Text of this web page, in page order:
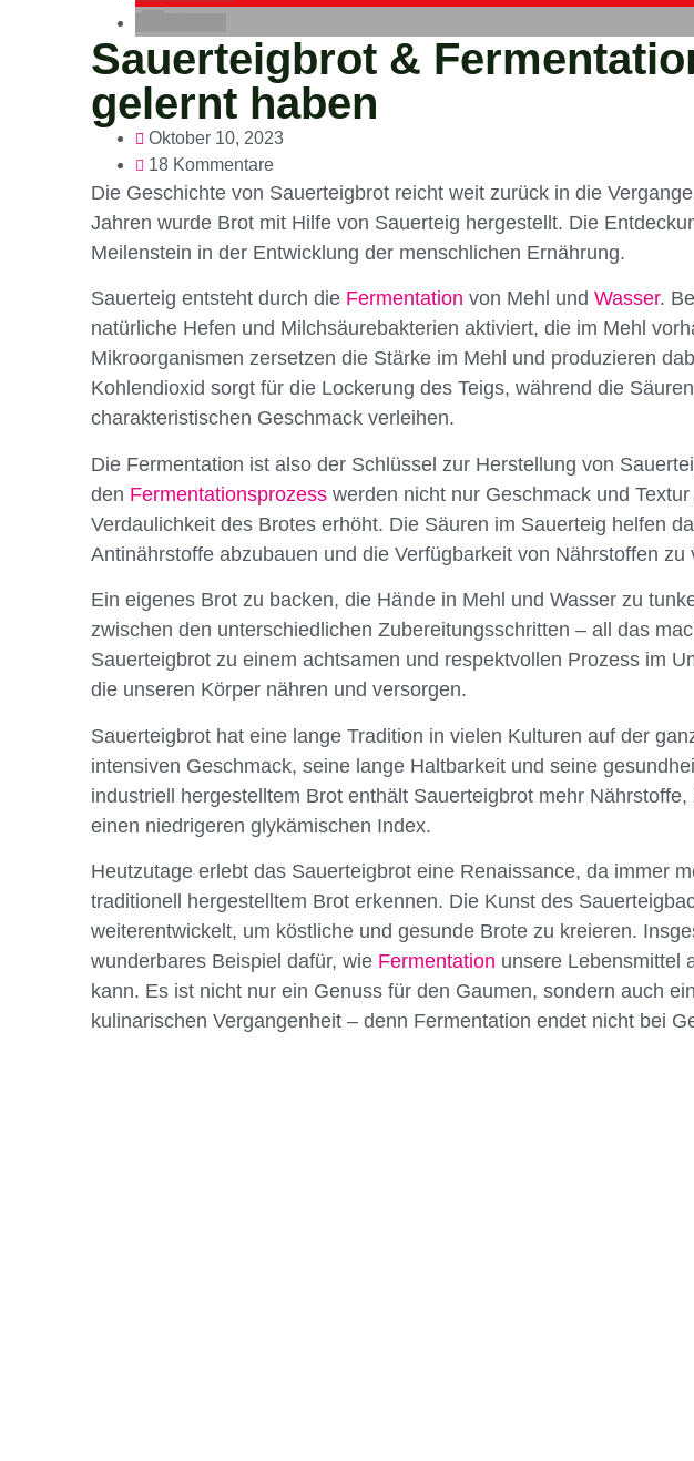
Sauerteigbrot &
gelernt haben
Oktober 10, 2023
18 Kommentare
Die Geschichte von Sauerteigbrot reicht weit zurück in die
Jahren wurde Brot mit Hilfe von Sauerteig hergestellt. Die
Meilenstein in der Entwicklung der menschlichen Ernährung.
Sauerteig entsteht durch die Fermentation von Mehl und Wasser.
natürliche Hefen und Milchsäurebakterien aktiviert, die im Mehl
Mikroorganismen zersetzen die Stärke im Mehl und produzieren
Kohlendioxid sorgt für die Lockerung des Teigs, während die
charakteristischen Geschmack verleihen.
Die Fermentation ist also der Schlüssel zur Herstellung von
den Fermentationsprozess werden nicht nur Geschmack und
Verdaulichkeit des Brotes erhöht. Die Säuren im Sauerteig helfen
Antinährstoffe abzubauen und die Verfügbarkeit von Nährstoffen zu
Ein eigenes Brot zu backen, die Hände in Mehl und Wasser zu
zwischen den unterschiedlichen Zubereitungsschritten – all das
Sauerteigbrot zu einem achtsamen und respektvollen Prozess im
die unseren Körper nähren und versorgen.
Sauerteigbrot hat eine lange Tradition in vielen Kulturen auf der
intensiven Geschmack, seine lange Haltbarkeit und seine
industriell hergestelltem Brot enthält Sauerteigbrot mehr
einen niedrigeren glykämischen Index.
Heutzutage erlebt das Sauerteigbrot eine Renaissance, da immer
traditionell hergestelltem Brot erkennen. Die Kunst des
weiterentwickelt, um köstliche und gesunde Brote zu kreieren.
wunderbares Beispiel dafür, wie Fermentation unsere Lebensmittel
kann. Es ist nicht nur ein Genuss für den Gaumen, sondern auch
kulinarischen Vergangenheit – denn Fermentation endet nicht bei